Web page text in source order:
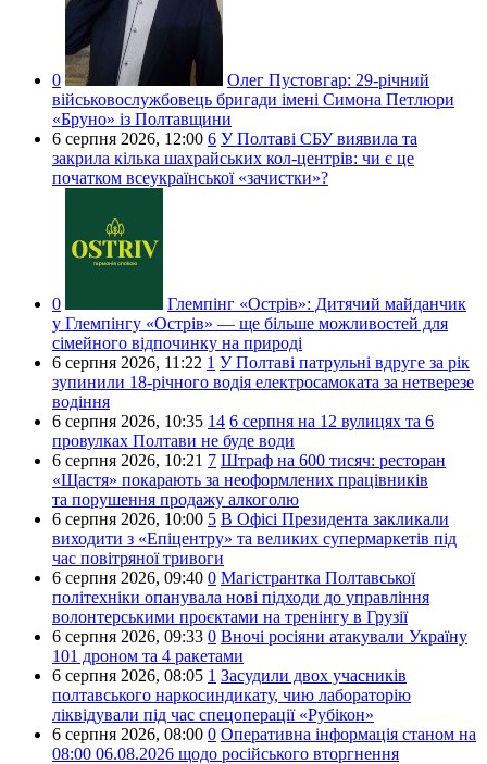
0 Олег Пустовгар: 29-річний
військовослужбовець бригади імені Симона Петлюри
«Бруно» із Полтавщини
6 серпня 2026, 12:00 6 У Полтаві СБУ виявила та
закрила кілька шахрайських кол-центрів: чи є це
початком всеукраїнської «зачистки»?
0 Глемпінг «Острів»: Дитячий майданчик
у Глемпінгу «Острів» — ще більше можливостей для
сімейного відпочинку на природі
6 серпня 2026, 11:22 1 У Полтаві патрульні вдруге за рік
зупинили 18-річного водія електросамоката за нетверезе
водіння
6 серпня 2026, 10:35 14 6 серпня на 12 вулицях та 6
провулках Полтави не буде води
6 серпня 2026, 10:21 7 Штраф на 600 тисяч: ресторан
«Щастя» покарають за неоформлених працівників
та порушення продажу алкоголю
6 серпня 2026, 10:00 5 В Офісі Президента закликали
виходити з «Епіцентру» та великих супермаркетів під
час повітряної тривоги
6 серпня 2026, 09:40 0 Магістрантка Полтавської
політехніки опанувала нові підходи до управління
волонтерськими проєктами на тренінгу в Грузії
6 серпня 2026, 09:33 0 Вночі росіяни атакували Україну
101 дроном та 4 ракетами
6 серпня 2026, 08:05 1 Засудили двох учасників
полтавського наркосиндикату, чию лабораторію
ліквідували під час спецоперації «Рубікон»
6 серпня 2026, 08:00 0 Оперативна інформація станом на
08:00 06.08.2026 щодо російського вторгнення